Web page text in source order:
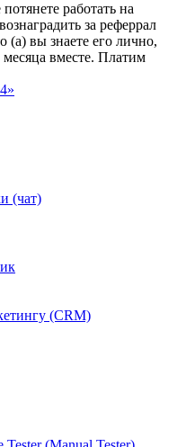
работать на
за реферрал
(а) вы знаете его лично,
вместе. Платим
(чат)
(CRM)